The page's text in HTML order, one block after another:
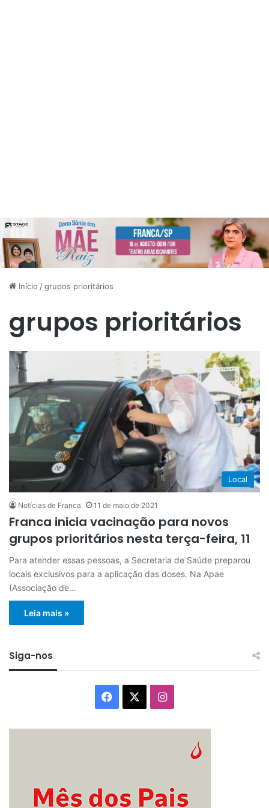
Início /grupos prioritários
grupos prioritários
Local
Notícias de Franca 11 de maio de 2021
Franca inicia vacinação para novos
grupos prioritários nesta terça-feira, 11
Para atender essas pessoas, a Secretaria de Saúde preparou
locais exclusivos para a aplicação das doses. Na Apae
(Associação de…
Leia mais »
Siga-nos
Facebook Instagram